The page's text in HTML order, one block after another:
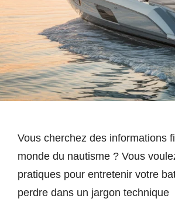
Vous cherchez des informations
monde du nautisme ? Vous
pratiques pour entretenir votre
perdre dans un jargon technique